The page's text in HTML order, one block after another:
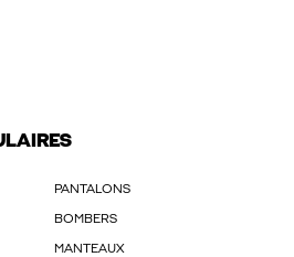
PANTALONS
BOMBERS
MANTEAUX